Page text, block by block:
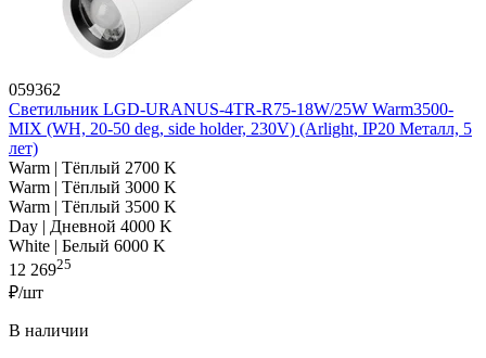
059362
Светильник LGD-URANUS-4TR-R75-18W/25W Warm3500-
MIX (WH, 20-50 deg, side holder, 230V) (Arlight, IP20 Металл, 5
лет)
Warm | Тёплый 2700 K
Warm | Тёплый 3000 K
Warm | Тёплый 3500 K
Day | Дневной 4000 K
White | Белый 6000 K
12 26925
₽/шт
В наличии